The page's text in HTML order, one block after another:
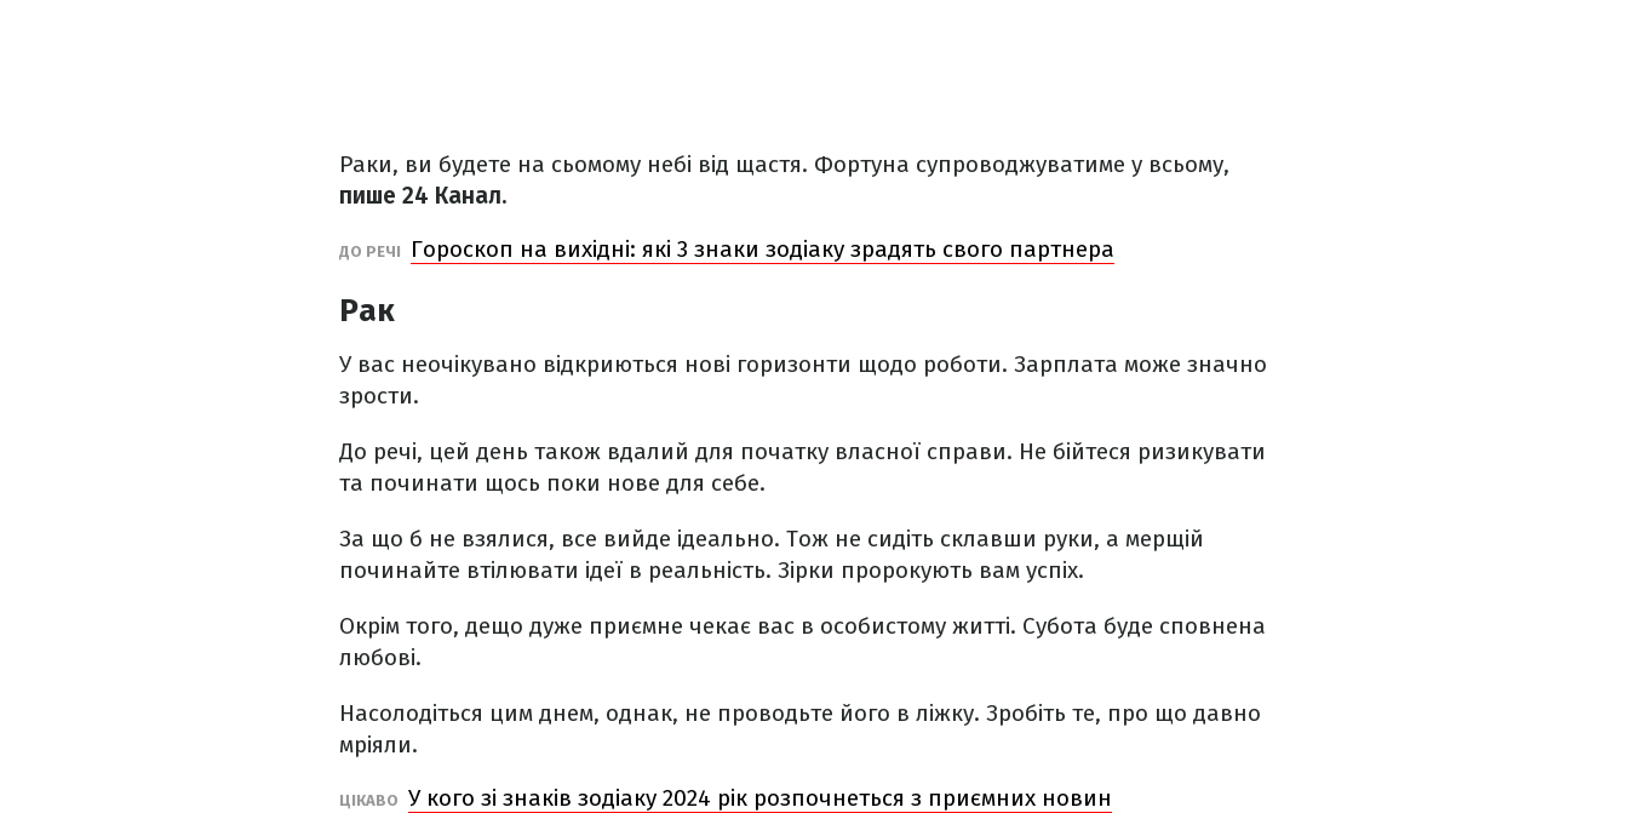
Раки, ви будете на сьомому небі від щастя. Фортуна супроводжуватиме у всьому,
пише 24 Канал.
ДО РЕЧІ Гороскоп на вихідні: які 3 знаки зодіаку зрадять свого партнера
Рак
У вас неочікувано відкриються нові горизонти щодо роботи. Зарплата може значно
зрости.
До речі, цей день також вдалий для початку власної справи. Не бійтеся ризикувати
та починати щось поки нове для себе.
За що б не взялися, все вийде ідеально. Тож не сидіть склавши руки, а мерщій
починайте втілювати ідеї в реальність. Зірки пророкують вам успіх.
Окрім того, дещо дуже приємне чекає вас в особистому житті. Субота буде сповнена
любові.
Насолодіться цим днем, однак, не проводьте його в ліжку. Зробіть те, про що давно
мріяли.
ЦІКАВО У кого зі знаків зодіаку 2024 рік розпочнеться з приємних новин